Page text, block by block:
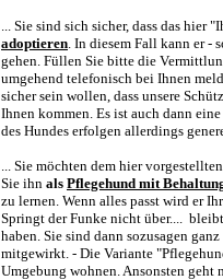
... Sie sind sich sicher, dass das
adoptieren. In diesem Fall kann er -
gehen. Füllen Sie bitte die
umgehend telefonisch bei Ihnen
sicher sein wollen, dass unsere
Ihnen kommen. Es ist auch dann
des Hundes erfolgen allerdings
... Sie möchten dem hier
Sie ihn als Pflegehund mit
zu lernen. Wenn alles passt wird er
Springt der Funke nicht über....
haben. Sie sind dann sozusagen
mitgewirkt. - Die Variante
Umgebung wohnen. Ansonsten